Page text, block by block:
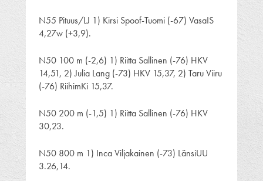
N55 Pituus/LJ 1) Kirsi Spoof-Tuomi (-67) VasaIS
4,27w (+3,9).
N50 100 m (-2,6) 1) Riitta Sallinen (-76) HKV
14,51, 2) Julia Lang (-73) HKV 15,37, 2) Taru Viiru
(-76) RiihimKi 15,37.
N50 200 m (-1,5) 1) Riitta Sallinen (-76) HKV
30,23.
N50 800 m 1) Inca Viljakainen (-73) LänsiUU
3.26,14.